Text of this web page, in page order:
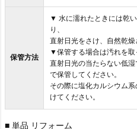
保管方法
▼ 水に濡れたときには乾
り、
直射日光をさけ、自然乾燥
▼保管する場合は汚れを取
直射日光の当たらない低
で保管してください。
その際に塩化カルシウム
けてください。
■ 単品 リフォーム